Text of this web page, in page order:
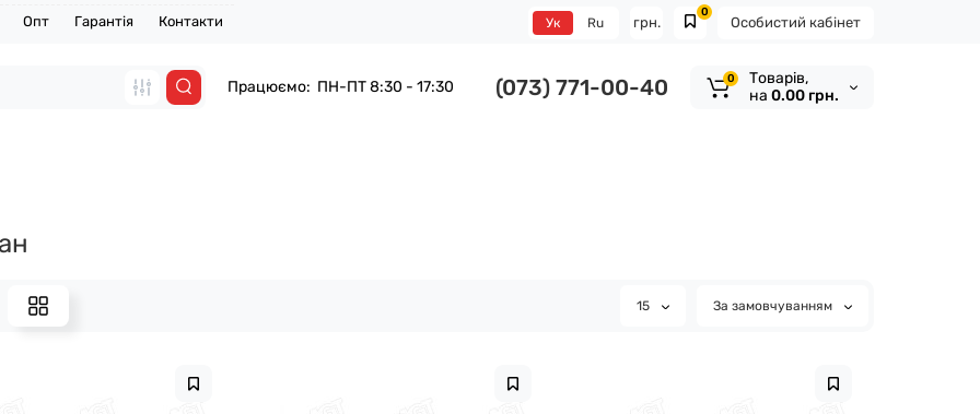
Опт Гарантія Контакти Особистий кабінет
0
грн.
Ук Ru
Працюємо: ПН-ПТ 8:30 - 17:30 (073) 771-00-40 0
Tоварів,
на 0.00 грн.
15 За замовчуванням